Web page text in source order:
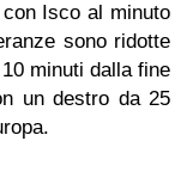
Isco al minuto
sono ridotte
minuti dalla fine
un destro da 25